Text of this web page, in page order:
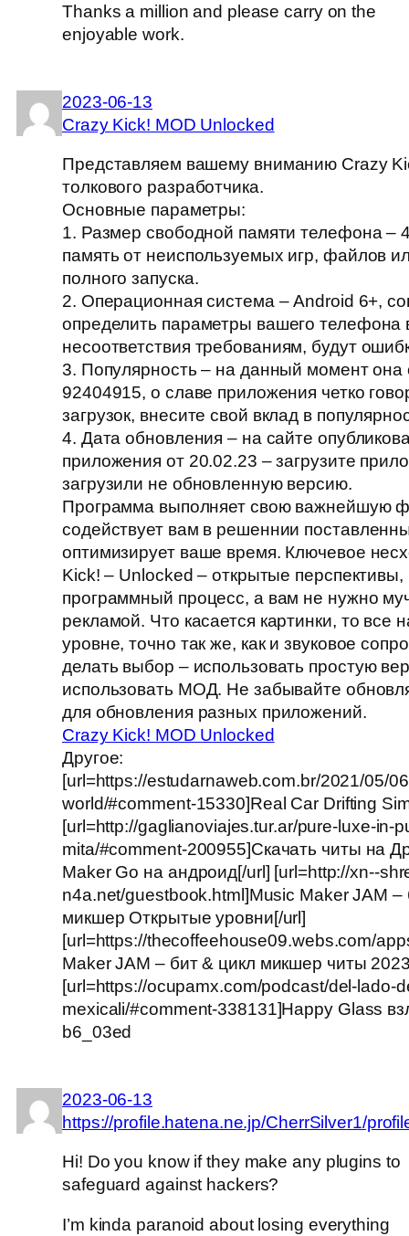
Thanks a million and please carry on the
enjoyable work.
2023-06-13
Crazy Kick! MOD Unlocked
Представляем вашему вниманию Crazy
толкового разработчика.
Основные параметры:
1. Размер свободной памяти телефона –
память от неиспользуемых игр, файлов
полного запуска.
2. Операционная система – Android 6+,
определить параметры вашего телефона
несоответствия требованиям, будут
3. Популярность – на данный момент она
92404915, о славе приложения четко
загрузок, внесите свой вклад в
4. Дата обновления – на сайте
приложения от 20.02.23 – загрузите
загрузили не обновленную версию.
Программа выполняет свою важнейшую
содействует вам в решеннии
оптимизирует ваше время. Ключевое
Kick! – Unlocked – открытые
программный процесс, а вам не нужно
рекламой. Что касается картинки, то все
уровне, точно так же, как и звуковое
делать выбор – использовать простую
использовать МОД. Не забывайте
для обновления разных приложений.
Crazy Kick! MOD Unlocked
Другое:
[url=https://estudarnaweb.com.br/2021/05/
world/#comment-15330]Real Car Drifting
[url=http://gaglianoviajes.tur.ar/pure-luxe-in-
mita/#comment-200955]Скачать читы на
Maker Go на андроид[/url] [url=http://xn--
n4a.net/guestbook.html]Music Maker JAM –
микшер Открытые уровни[/url]
[url=https://thecoffeehouse09.webs.com/
Maker JAM – бит & цикл микшер читы
[url=https://ocupamx.com/podcast/del-lado-
mexicali/#comment-338131]Happy Glass
b6_03ed
2023-06-13
https://profile.hatena.ne.jp/CherrSilver1/
Hi! Do you know if they make any plugins to
safeguard against hackers?
I’m kinda paranoid about losing everything